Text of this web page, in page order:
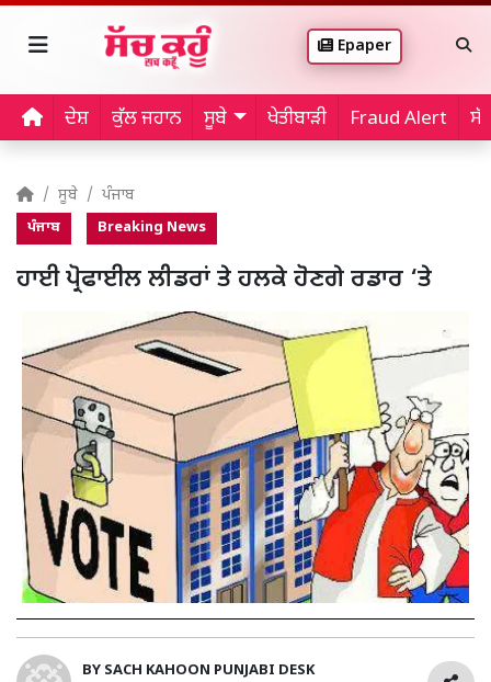
Epaper
ਦੇਸ਼ ਕੁੱਲ ਜਹਾਨ ਸੂਬੇ ਖੇਤੀਬਾੜੀ Fraud Alert
ਸੂਬੇ ਪੰਜਾਬ
ਪੰਜਾਬ Breaking News
ਹਾਈ ਪ੍ਰੋਫਾਈਲ ਲੀਡਰਾਂ ਤੇ ਹਲਕੇ ਹੋਣਗੇ ਰਡਾਰ ‘ਤੇ
BY SACH KAHOON PUNJABI DESK